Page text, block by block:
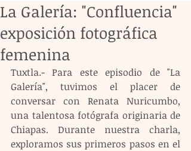
La Galería: "Confluencia"
exposición fotográfica
femenina
Tuxtla.- Para este episodio de "La
Galería", tuvimos el placer de
conversar con Renata Nuricumbo,
una talentosa fotógrafa originaria de
Chiapas. Durante nuestra charla,
exploramos sus primeros pasos en el